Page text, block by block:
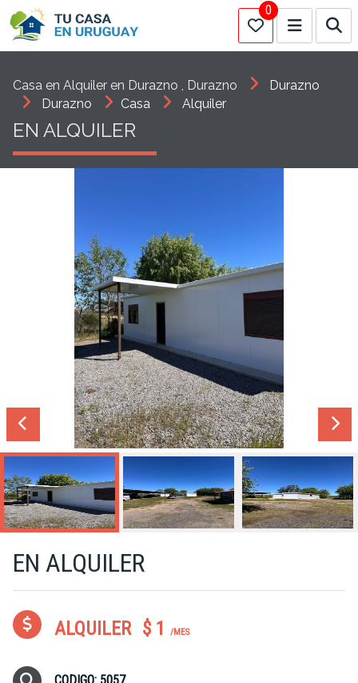
0
Casa en Alquiler en Durazno , Durazno
Durazno
Durazno
Casa Alquiler
EN ALQUILER
EN ALQUILER
ALQUILER $ 1 /MES